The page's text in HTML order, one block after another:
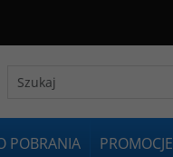
POBRANIA PROMOCJE